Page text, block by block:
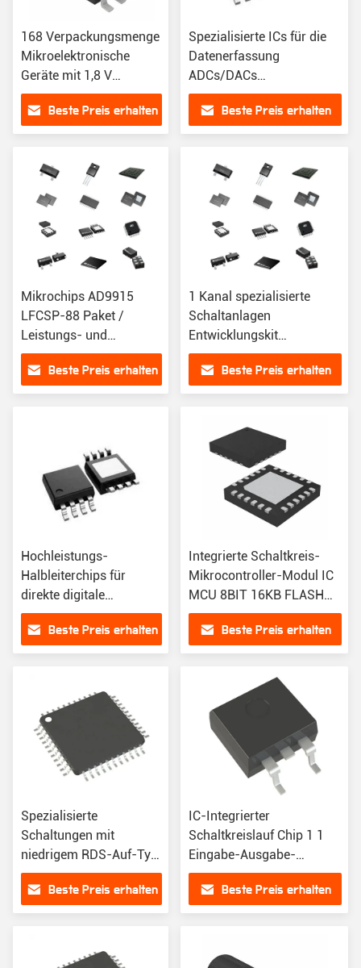
168 Verpackungsmenge
Mikroelektronische
Geräte mit 1,8 V
Versorgungsspannung
Min
Beste Preis erhalten
Spezialisierte ICs für die
Datenerfassung
ADCs/DACs
Serienschnittstelle und
RoHS-Details
Beste Preis erhalten
Mikrochips AD9915
LFCSP-88 Paket /
Leistungs- und
Effizienzfall
Beste Preis erhalten
1 Kanal spezialisierte
Schaltanlagen
Entwicklungskit
AD9915/PCBZ für
ADCs/DACs zur
Datenerfassung
Beste Preis erhalten
Hochleistungs-
Halbleiterchips für
direkte digitale
Synthesen AD9915-
SerieBeste Preis erhalten
Integrierte Schaltkreis-
Mikrocontroller-Modul IC
MCU 8BIT 16KB FLASH
24VQFN ATTINY1607-
MFR
Induktionsmikrocontroller
Beste Preis erhalten
Spezialisierte
Schaltungen mit
niedrigem RDS-Auf-Typ
von 35mOhm 4,75V 41V
Spannungslast
Beste Preis erhalten
IC-Integrierter
Schaltkreislauf Chip 1 1
Eingabe-Ausgabe-
Verhältnis PWR-Schalter
N-CHAN TO263-5
Beste Preis erhalten